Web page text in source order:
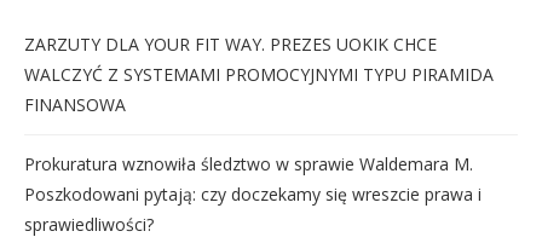
ZARZUTY DLA YOUR FIT WAY. PREZES UOKIK CHCE
WALCZYĆ Z SYSTEMAMI PROMOCYJNYMI TYPU PIRAMIDA
FINANSOWA
Prokuratura wznowiła śledztwo w sprawie Waldemara M.
Poszkodowani pytają: czy doczekamy się wreszcie prawa i
sprawiedliwości?